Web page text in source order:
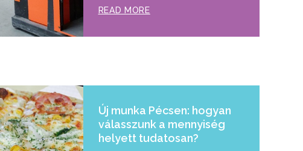
READ MORE
Új munka Pécsen: hogyan
válasszunk a mennyiség
helyett tudatosan?